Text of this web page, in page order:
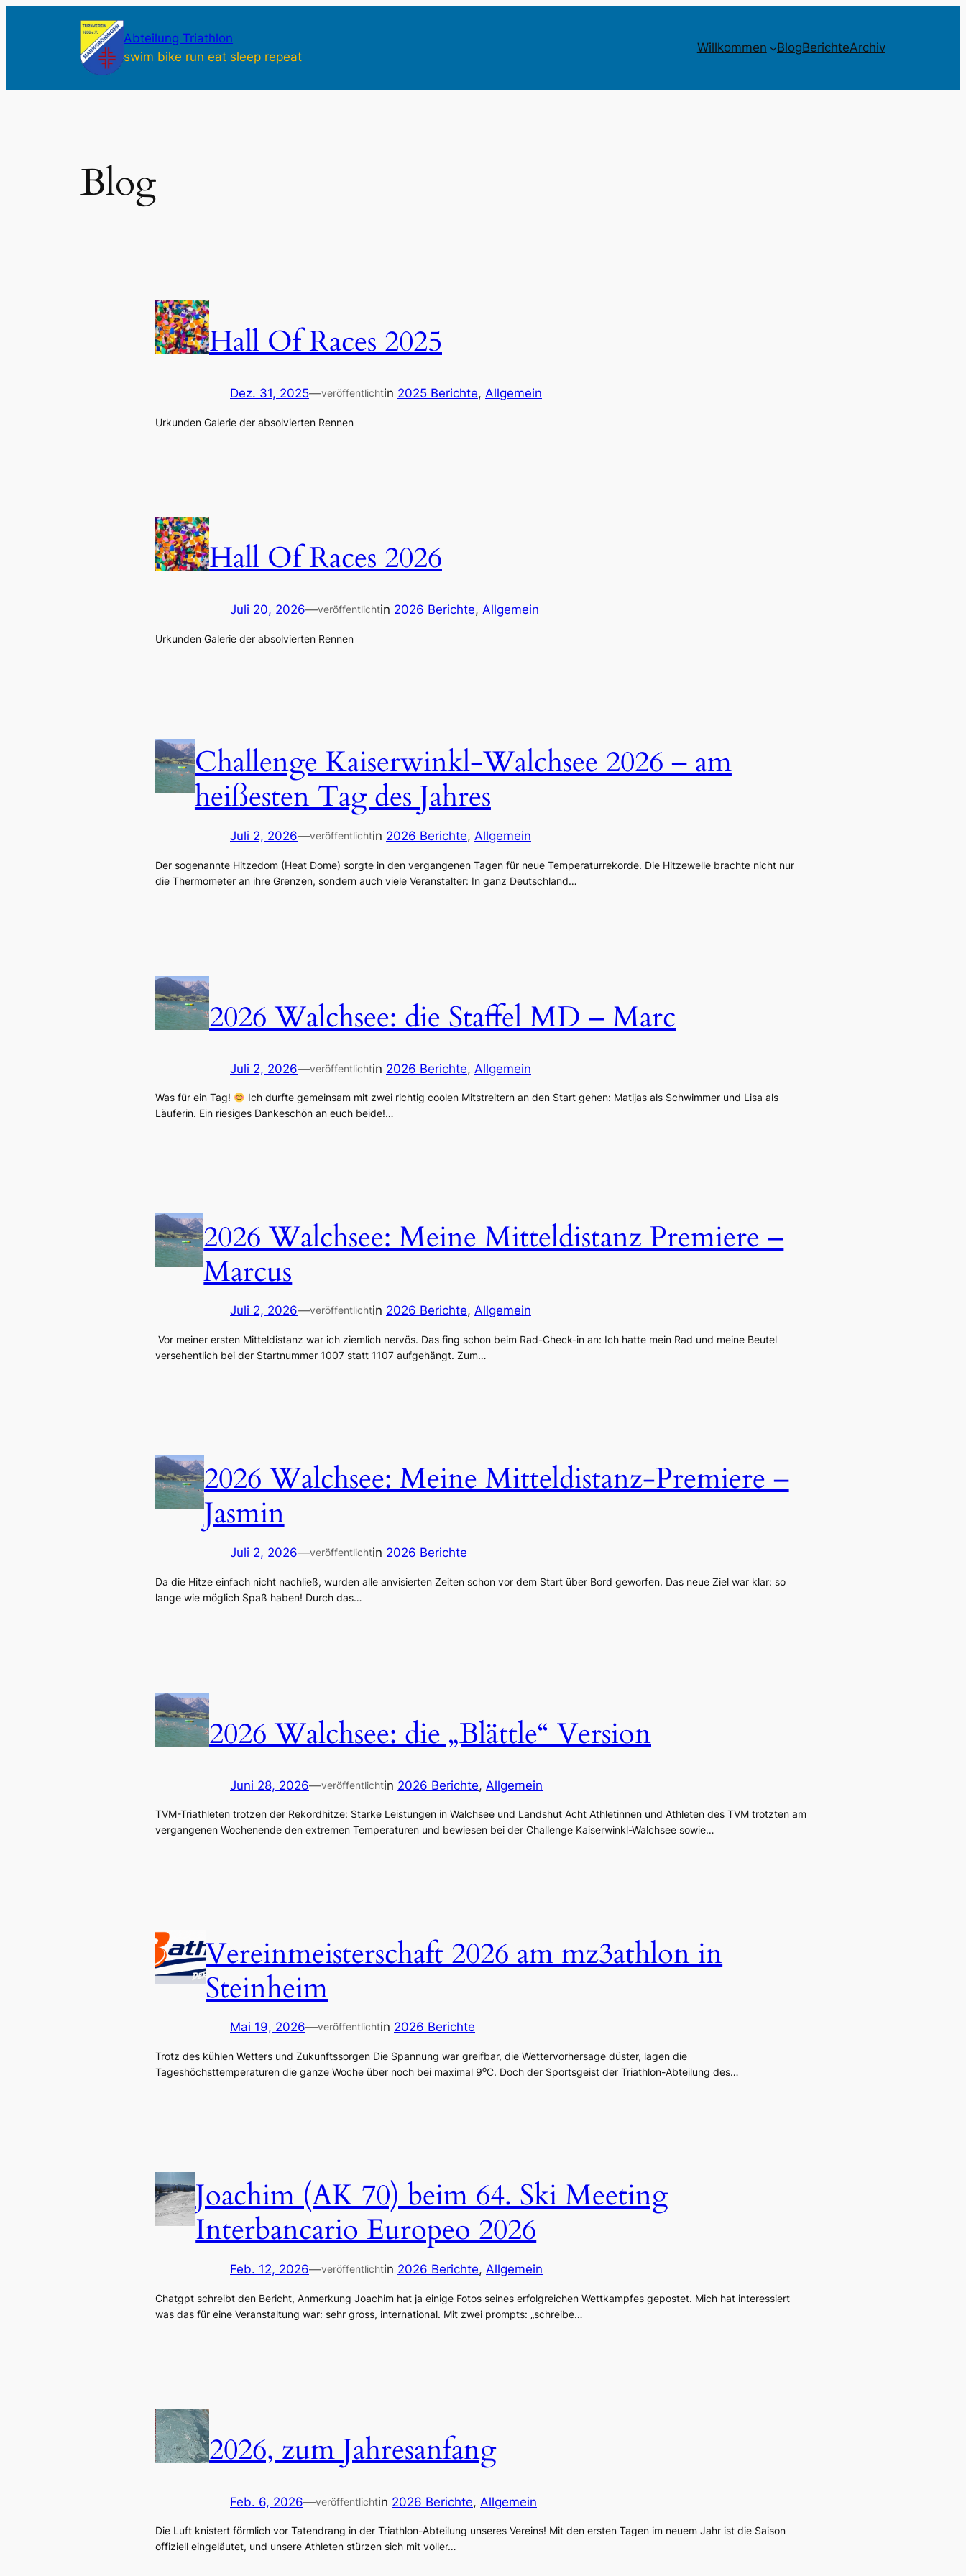
Abteilung Triathlon
swim bike run eat sleep repeat
Willkommen BlogBerichteArchiv
Blog
Hall Of Races 2025
Dez. 31, 2025—veröffentlichtin 2025 Berichte, Allgemein
Urkunden Galerie der absolvierten Rennen
Hall Of Races 2026
Juli 20, 2026—veröffentlichtin 2026 Berichte, Allgemein
Urkunden Galerie der absolvierten Rennen
Challenge Kaiserwinkl-Walchsee 2026 – am
heißesten Tag des Jahres
Juli 2, 2026—veröffentlichtin 2026 Berichte, Allgemein
Der sogenannte Hitzedom (Heat Dome) sorgte in den vergangenen Tagen für neue Temperaturrekorde. Die Hitzewelle brachte nicht nur
die Thermometer an ihre Grenzen, sondern auch viele Veranstalter: In ganz Deutschland…
2026 Walchsee: die Staffel MD – Marc
Juli 2, 2026—veröffentlichtin 2026 Berichte, Allgemein
Was für ein Tag!
Ich durfte gemeinsam mit zwei richtig coolen Mitstreitern an den Start gehen: Matijas als Schwimmer und Lisa als
Läuferin. Ein riesiges Dankeschön an euch beide!…
2026 Walchsee: Meine Mitteldistanz Premiere –
Marcus
Juli 2, 2026—veröffentlichtin 2026 Berichte, Allgemein
Vor meiner ersten Mitteldistanz war ich ziemlich nervös. Das fing schon beim Rad-Check-in an: Ich hatte mein Rad und meine Beutel
versehentlich bei der Startnummer 1007 statt 1107 aufgehängt. Zum…
2026 Walchsee: Meine Mitteldistanz-Premiere –
Jasmin
Juli 2, 2026—veröffentlichtin 2026 Berichte
Da die Hitze einfach nicht nachließ, wurden alle anvisierten Zeiten schon vor dem Start über Bord geworfen. Das neue Ziel war klar: so
lange wie möglich Spaß haben! Durch das…
2026 Walchsee: die „Blättle“ Version
Juni 28, 2026—veröffentlichtin 2026 Berichte, Allgemein
TVM-Triathleten trotzen der Rekordhitze: Starke Leistungen in Walchsee und Landshut Acht Athletinnen und Athleten des TVM trotzten am
vergangenen Wochenende den extremen Temperaturen und bewiesen bei der Challenge Kaiserwinkl-Walchsee sowie…
Vereinmeisterschaft 2026 am mz3athlon in
Steinheim
Mai 19, 2026—veröffentlichtin 2026 Berichte
Trotz des kühlen Wetters und Zukunftssorgen Die Spannung war greifbar, die Wettervorhersage düster, lagen die
Tageshöchsttemperaturen die ganze Woche über noch bei maximal 9⁰C. Doch der Sportsgeist der Triathlon-Abteilung des…
Joachim (AK 70) beim 64. Ski Meeting
Interbancario Europeo 2026
Feb. 12, 2026—veröffentlichtin 2026 Berichte, Allgemein
Chatgpt schreibt den Bericht, Anmerkung Joachim hat ja einige Fotos seines erfolgreichen Wettkampfes gepostet. Mich hat interessiert
was das für eine Veranstaltung war: sehr gross, international. Mit zwei prompts: „schreibe…
2026, zum Jahresanfang
Feb. 6, 2026—veröffentlichtin 2026 Berichte, Allgemein
Die Luft knistert förmlich vor Tatendrang in der Triathlon-Abteilung unseres Vereins! Mit den ersten Tagen im neuem Jahr ist die Saison
offiziell eingeläutet, und unsere Athleten stürzen sich mit voller…